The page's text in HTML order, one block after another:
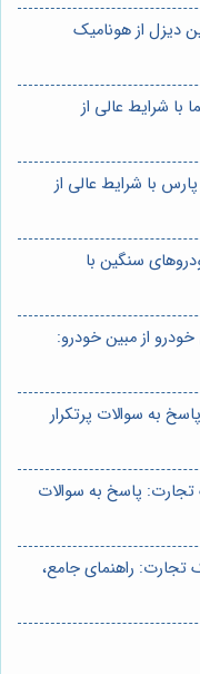
دیزل از هونامیک
با شرایط عالی از
با شرایط عالی از
سنگین با
از مبین خودرو:
به سوالات پرتکرار
تجارت: پاسخ به سوالات
تجارت: راهنمای جامع،